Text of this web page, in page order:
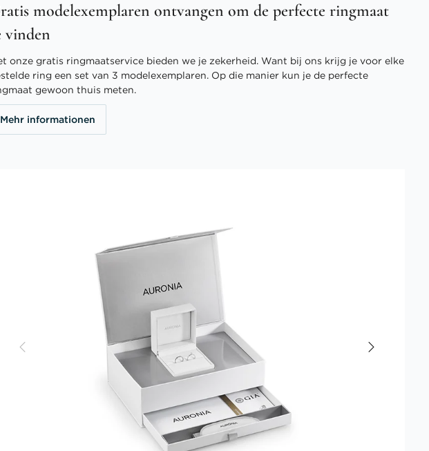
modelexemplaren ontvangen om de perfecte ringmaat
vinden
onze gratis ringmaatservice bieden we je zekerheid. Want bij ons krijg je voor elke
ring een set van 3 modelexemplaren. Op die manier kun je de perfecte
gewoon thuis meten.
Mehr informationen